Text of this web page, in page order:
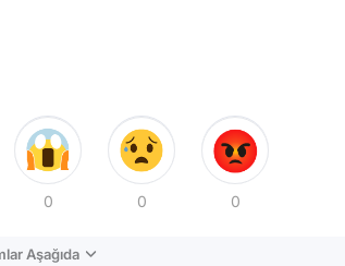
0 0 0
Aşağıda